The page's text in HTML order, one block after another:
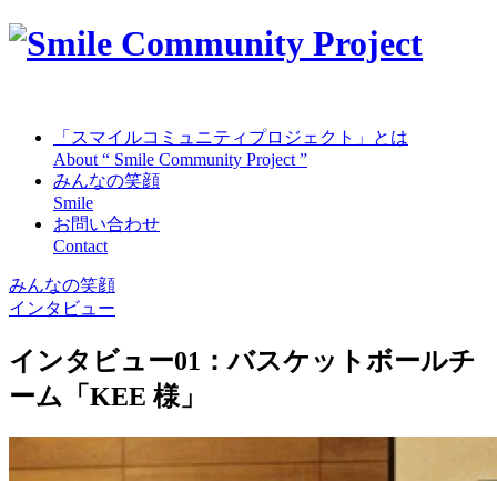
「スマイルコミュニティプロジェクト」とは
About “ Smile Community Project ”
みんなの笑顔
Smile
お問い合わせ
Contact
みんなの笑顔
インタビュー
インタビュー01：バスケットボールチ
ーム「KEE 様」